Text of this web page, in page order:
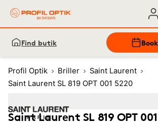
Find butik
Profil Optik Briller
Saint Laurent
Saint Laurent SL 819 OPT 001 5220
Saint Laurent SL 819 OPT
Image1